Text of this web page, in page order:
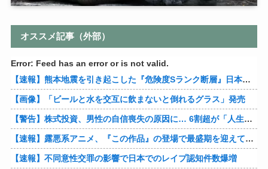
オススメ記事（外部）
Error: Feed has an error or is not valid.
【速報】熊本地震を引き起こした『危険度Sランク断層』日本のド真ん中に10カ所もあると判明
【画像】「ビールと水を交互に飲まないと倒れるグラス」発売
【警告】株式投資、男性の自信喪失の原因に… 6割超が「人生の敗者」自認
【速報】露悪系アニメ、『この作品』の登場で最盛期を迎えてしまう…
【速報】不同意性交罪の影響で日本でのレイプ認知件数爆増